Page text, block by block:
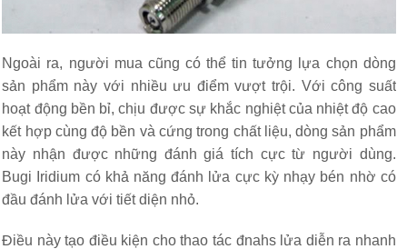
Ngoài ra, người mua cũng có thể tin tưởng lựa chọn dòng
sản phẩm này với nhiều ưu điểm vượt trội. Với công suất
hoạt động bền bỉ, chịu được sự khắc nghiệt của nhiệt độ cao
kết hợp cùng độ bền và cứng trong chất liệu, dòng sản phẩm
này nhận được những đánh giá tích cực từ người dùng.
Bugi Iridium có khả năng đánh lửa cực kỳ nhạy bén nhờ có
đầu đánh lửa với tiết diện nhỏ.
Điều này tạo điều kiện cho thao tác đnahs lửa diễn ra nhanh